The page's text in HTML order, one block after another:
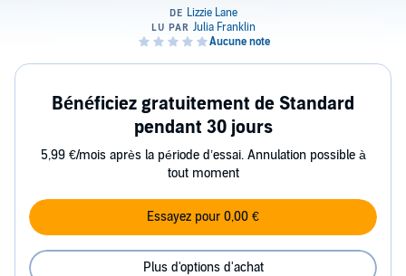
Bénéficiez gratuitement de Standard
pendant 30 jours
5,99 €/mois après la période d’essai. Annulation possible à
tout moment
Essayez pour 0,00 €
Plus d'options d'achat